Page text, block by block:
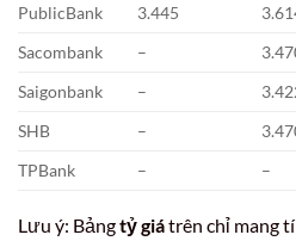
PublicBank
3.445
Sacombank
–
Saigonbank
–
SHB
–
TPBank
– –
Lưu ý: Bảngtỷ giátrên chỉ mang